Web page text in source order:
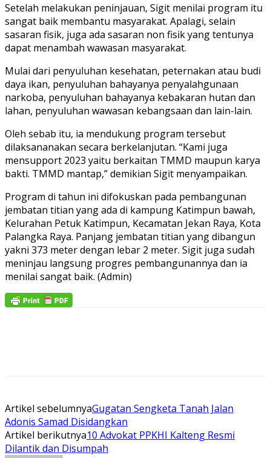
Setelah melakukan peninjauan, Sigit menilai program itu
sangat baik membantu masyarakat. Apalagi, selain
sasaran fisik, juga ada sasaran non fisik yang tentunya
dapat menambah wawasan masyarakat.
Mulai dari penyuluhan kesehatan, peternakan atau budi
daya ikan, penyuluhan bahayanya penyalahgunaan
narkoba, penyuluhan bahayanya kebakaran hutan dan
lahan, penyuluhan wawasan kebangsaan dan lain-lain.
Oleh sebab itu, ia mendukung program tersebut
dilaksananakan secara berkelanjutan. “Kami juga
mensupport 2023 yaitu berkaitan TMMD maupun karya
bakti. TMMD mantap,” demikian Sigit menyampaikan.
Program di tahun ini difokuskan pada pembangunan
jembatan titian yang ada di kampung Katimpun bawah,
Kelurahan Petuk Katimpun, Kecamatan Jekan Raya, Kota
Palangka Raya. Panjang jembatan titian yang dibangun
yakni 373 meter dengan lebar 2 meter. Sigit juga sudah
meninjau langsung progres pembangunannya dan ia
menilai sangat baik. (Admin)
Artikel sebelumnyaGugatan Sengketa Tanah Jalan
Adonis Samad Disidangkan
Artikel berikutnya10 Advokat PPKHI Kalteng Resmi
Dilantik dan Disumpah